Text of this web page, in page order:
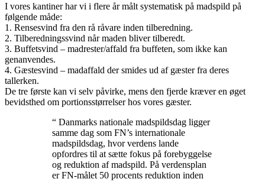
I vores kantiner har vi i flere år målt systematisk på madspild på
følgende måde:
1. Rensesvind fra den rå råvare inden tilberedning.
2. Tilberedningssvind når maden bliver tilberedt.
3. Buffetsvind – madrester/affald fra buffeten, som ikke kan
genanvendes.
4. Gæstesvind – madaffald der smides ud af gæster fra deres
tallerken.
De tre første kan vi selv påvirke, mens den fjerde kræver en øget
bevidsthed om portionsstørrelser hos vores gæster.
“ Danmarks nationale madspildsdag ligger
samme dag som FN’s internationale
madspildsdag, hvor verdens lande
opfordres til at sætte fokus på forebyggelse
og reduktion af madspild. På verdensplan
er FN-målet 50 procents reduktion inden